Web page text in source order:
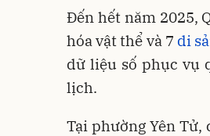
Đến hết năm 2025,
hóa vật thể và 7 di
dữ liệu số phục vụ
lịch.
Tại phường Yên